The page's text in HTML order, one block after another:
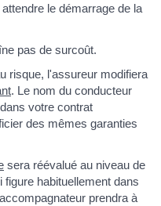
le démarrage de la
pas de surcoût.
risque, l'assureur modifiera
. Le nom du conducteur
votre contrat
des mêmes garanties
sera réévalué au niveau de
habituellement dans
prendra à